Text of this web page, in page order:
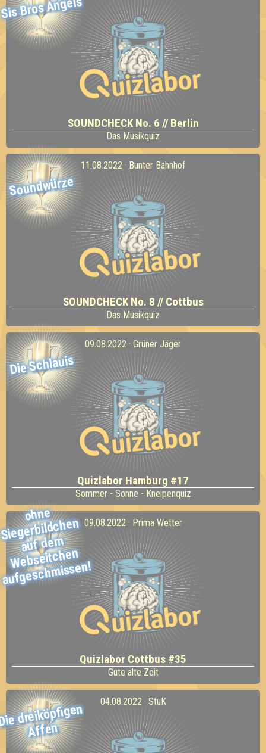
Sis Bros Angels
SOUNDCHECK No. 6 // Berlin
Das Musikquiz
Soundwürze
11.08.2022 · Bunter Bahnhof
SOUNDCHECK No. 8 // Cottbus
Das Musikquiz
Die Schlauis
09.08.2022 · Grüner Jäger
Quizlabor Hamburg #17
Sommer - Sonne - Kneipenquiz
ohne
Siegerbildchen
auf de
m
Webseitchen
aufgesch
missen!
09.08.2022 · Prima Wetter
Quizlabor Cottbus #35
Gute alte Zeit
dreiköpfigen
Affen
04.08.2022 · StuK